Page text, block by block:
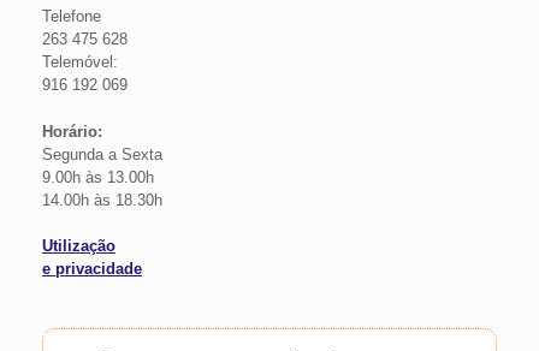
Telefone
263 475 628
Telemóvel:
916 192 069
Horário:
Segunda a Sexta
9.00h às 13.00h
14.00h às 18.30h
Utilização
e privacidade